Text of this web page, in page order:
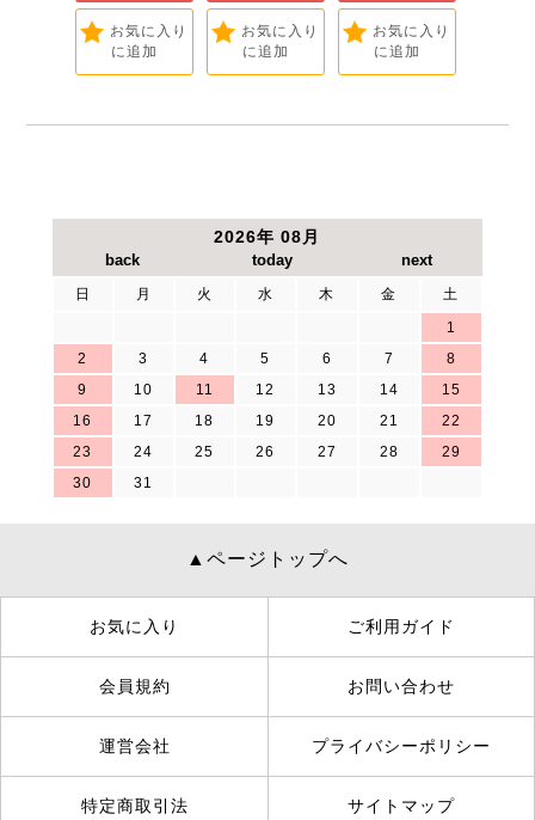
お気に入り
に追加
お気に入り
に追加
お気に入り
に追加
2026年 08月
日 月 火 水 木 金
土
1
2
3 4 5 6 7
8
9
10 11 12 13 14
15
16
17 18 19 20 21
22
23
24 25 26 27 28
29
30
31
▲ページトップへ
お気に入り ご利用ガイド
会員規約 お問い合わせ
運営会社 プライバシーポリシー
特定商取引法 サイトマップ